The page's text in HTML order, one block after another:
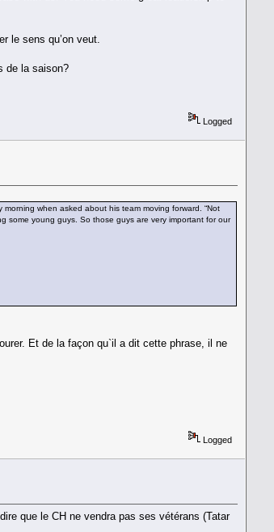
le sens qu’on veut.
de la saison?
Logged
when asked about his team moving forward. “Not
some young guys. So those guys are very important for our
Et de la façon qu`il a dit cette phrase, il ne
Logged
que le CH ne vendra pas ses vétérans (Tatar